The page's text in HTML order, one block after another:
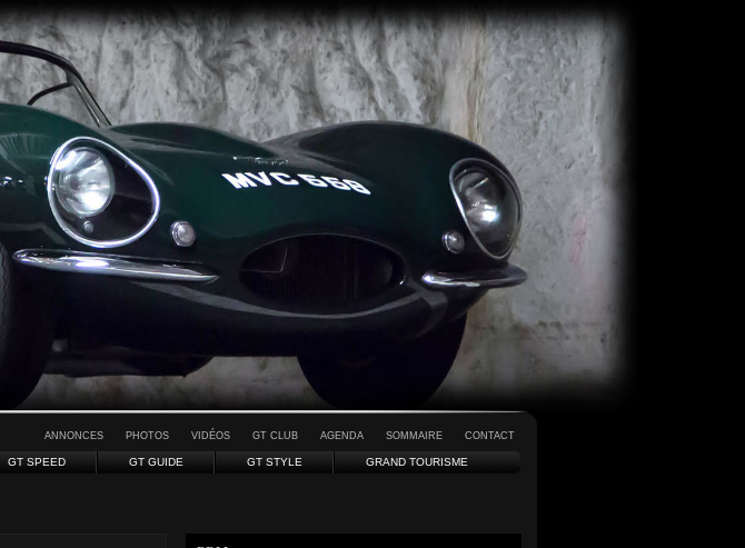
ANNONCES PHOTOS VIDÉOS GT CLUB AGENDA SOMMAIRE CONTACT
GT SPEED GT GUIDE GT STYLE GRAND TOURISME